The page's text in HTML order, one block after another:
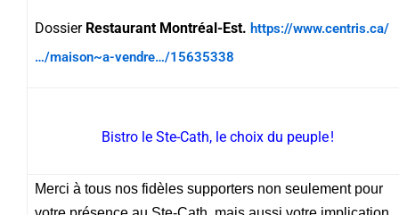
Dossier Restaurant Montréal-Est. https://www.centris.ca/
…/maison~a-vendre…/15635338
Bistro le Ste-Cath, le choix du peuple !
Merci à tous nos fidèles supporters non seulement pour